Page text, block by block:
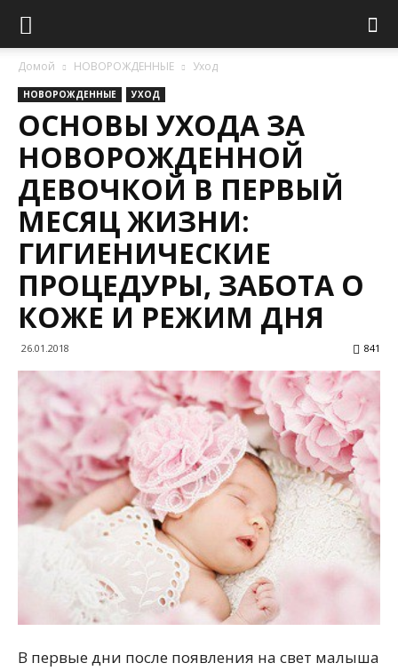
Домой НОВОРОЖДЕННЫЕ Уход
НОВОРОЖДЕННЫЕ УХОД
ОСНОВЫ УХОДА ЗА
НОВОРОЖДЕННОЙ
ДЕВОЧКОЙ В ПЕРВЫЙ
МЕСЯЦ ЖИЗНИ:
ГИГИЕНИЧЕСКИЕ
ПРОЦЕДУРЫ, ЗАБОТА О
КОЖЕ И РЕЖИМ ДНЯ
26.01.2018 841
В первые дни после появления на свет малыша